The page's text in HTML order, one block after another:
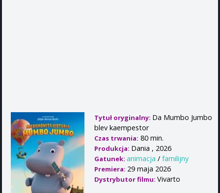
Tytuł oryginalny: Da Mumbo Jumbo
blev kaempestor
Czas trwania: 80 min.
Produkcja: Dania , 2026
Gatunek: animacja / familijny
Premiera: 29 maja 2026
Dystrybutor filmu: Vivarto